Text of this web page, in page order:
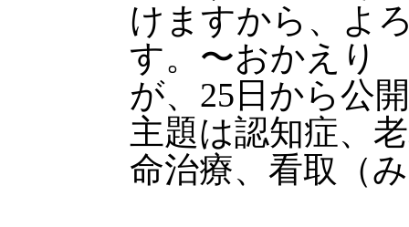
けますから、よ
す。〜おかえり
が、25日から公
主題は認知症、
命治療、看取（